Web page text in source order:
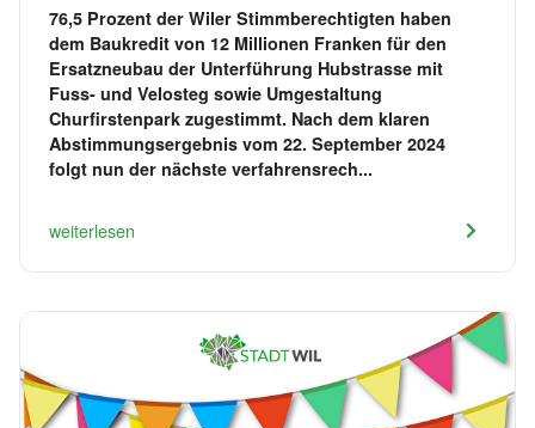
76,5 Prozent der Wiler Stimmberechtigten haben
dem Baukredit von 12 Millionen Franken für den
Ersatzneubau der Unterführung Hubstrasse mit
Fuss- und Velosteg sowie Umgestaltung
Churfirstenpark zugestimmt. Nach dem klaren
Abstimmungsergebnis vom 22. September 2024
folgt nun der nächste verfahrensrech...
weiterlesen